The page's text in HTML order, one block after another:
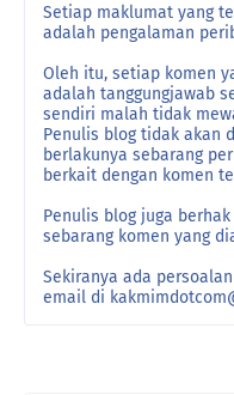
Setiap maklumat yang
adalah pengalaman
Oleh itu, setiap komen
adalah tanggungjawab
sendiri malah tidak
Penulis blog tidak akan
berlakunya sebarang
berkait dengan komen
Penulis blog juga
sebarang komen yang
Sekiranya ada
email di